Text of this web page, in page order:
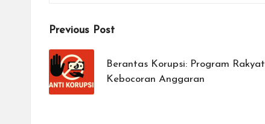
Post
navigation
Previous Post
Berantas Korupsi: Program
Kebocoran Anggaran